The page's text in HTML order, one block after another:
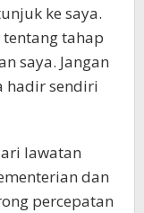
ke saya.
tahap
saya. Jangan
hadir sendiri
lawatan
dan
percepatan